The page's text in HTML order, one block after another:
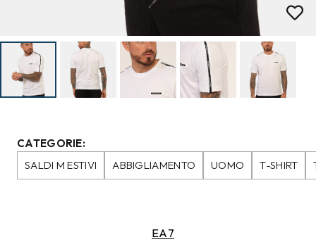
CATEGORIE:
SALDI M ESTIVI
ABBIGLIAMENTO UOMO T-SHIRT
EA7